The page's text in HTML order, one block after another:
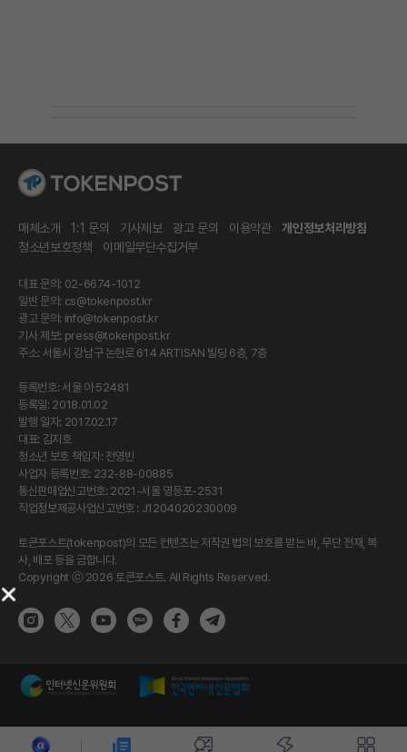
매체소개 1:1 문의 기사제보 광고 문의 이용약관
개인정보처리방침
청소년보호정책
이메일무단수집거부
대표 문의: 02-6674-1012
일반 문의: cs@tokenpost.kr
광고 문의: info@tokenpost.kr
기사 제보: press@tokenpost.kr
주소: 서울시 강남구 논현로 614 ARTISAN 빌딩 6층, 7층
등록번호: 서울 아 52481
등록일: 2018.01.02
발행 일자: 2017.02.17
대표: 김지호
청소년 보호 책임자: 전영빈
사업자 등록번호: 232-88-00885
통신판매업신고번호: 2021-서울 영등포-2531
직업정보제공사업신고번호 : J1204020230009
토큰포스트(tokenpost)의 모든 컨텐츠는 저작권 법의 보호를 받는 바, 무단 전재, 복
사, 배포 등을 금합니다.
Copyright ⓒ 2026 토큰포스트. All Rights Reserved.